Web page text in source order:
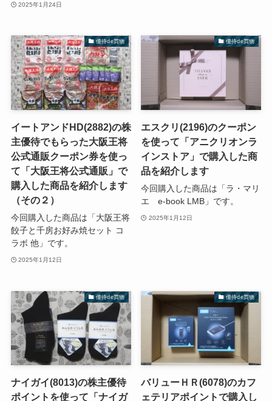
2025年1月24日
優待de買物
イートアンドHD(2882)の株
主優待でもらった大阪王将
公式通販クーポン券を使っ
て「大阪王将公式通販」で
購入した商品を紹介します
（その２）
今回購入した商品は「大阪王将
餃子と千房お好み焼セット コ
ラボ 他」です。
2025年1月12日
優待de買物
エスクリ(2196)のクーポン
を使って「アニクリオンラ
インストア」で購入した商
品を紹介します
今回購入した商品は「ラ・マリ
エ e-book LMB」です。
2025年1月12日
優待de買物
ナイガイ(8013)の株主優待
ポイントを使って「ナイガ
優待de買物
バリューＨＲ(6078)のカフ
ェテリアポイントで購入し